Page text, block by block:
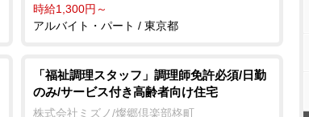
時給1,300円～
アルバイト・パート / 東京都
「福祉調理スタッフ」調理師免許必須/日勤
のみ/サービス付き高齢者向け住宅
株式会社ミズノ/燦郷倶楽部柊町